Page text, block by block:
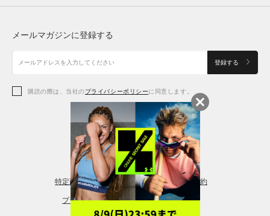
アクセサリー
アクセサリー
シューズ
アクセサリー
レギンス＆タイツ
シューズ
メールマガジンに登録する
登録する
購読の際は、当社のプライバシーポリシーに同意します。
特定商取引法に基づく通販の表記 会員規約
プライバシーポリシー